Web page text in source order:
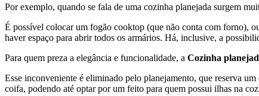
Por exemplo, quando se fala de uma cozinha planejada surgem
É possível colocar um fogão cooktop (que não conta com forno),
haver espaço para abrir todos os armários. Há, inclusive, a
Para quem preza a elegância e funcionalidade, a Cozinha
Esse inconveniente é eliminado pelo planejamento, que reserva
coifa, podendo até optar por um feito para quem possui ilhas na